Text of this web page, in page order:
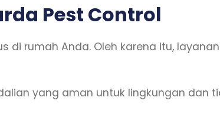
Pest Control
rumah Anda. Oleh karena itu,
yang aman untuk lingkungan dan